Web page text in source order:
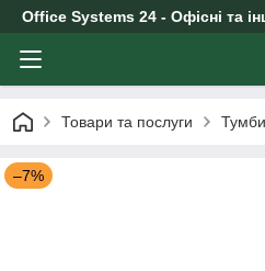
Office Systems 24 - Офісні та
Товари та послуги Тумби
–7%